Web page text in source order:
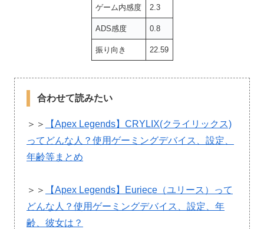
ゲーム内感度 2.3
ADS感度 0.8
振り向き 22.59
合わせて読みたい
＞＞
【Apex Legends】CRYLIX(クライリックス)
ってどんな人？使用ゲーミングデバイス、設定、
年齢等まとめ
＞＞
【Apex Legends】Euriece（ユリース）って
どんな人？使用ゲーミングデバイス、設定、年
齢、彼女は？